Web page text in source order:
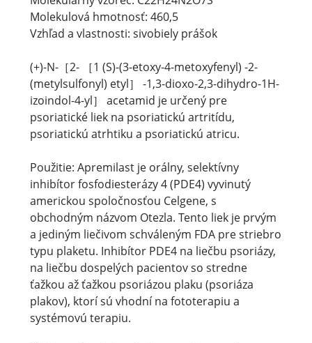
Molekulová hmotnosť: 460,5
Vzhľad a vlastnosti: sivobiely prášok
(+)-N-［2- ［1 (S)-(3-etoxy-4-metoxyfenyl) -2-
(metylsulfonyl) etyl］ -1,3-dioxo-2,3-dihydro-1H-
izoindol-4-yl］ acetamid je určený pre
psoriatické liek na psoriatickú artritídu,
psoriatickú atrhtiku a psoriatickú atricu.
Použitie: Apremilast je orálny, selektívny
inhibítor fosfodiesterázy 4 (PDE4) vyvinutý
americkou spoločnosťou Celgene, s
obchodným názvom Otezla. Tento liek je prvým
a jediným liečivom schváleným FDA pre striebro
typu plaketu. Inhibítor PDE4 na liečbu psoriázy,
na liečbu dospelých pacientov so stredne
ťažkou až ťažkou psoriázou plaku (psoriáza
plakov), ktorí sú vhodní na fototerapiu a
systémovú terapiu.